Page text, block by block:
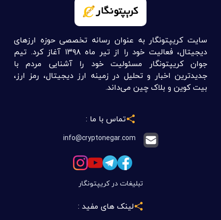
سایت کریپتونگار به عنوان رسانه تخصصی حوزه ارزهای
دیجیتال، فعالیت خود را از تیر ماه ۱۳۹۸ آغاز کرد. تیم
جوان کریپتونگار مسئولیت خود را آشنایی مردم با
جدیدترین اخبار و تحلیل در زمینه ارز دیجیتال، رمز ارز،
بیت کوین و بلاک چین می‌داند.
تماس با ما :
info@cryptonegar.com
تبلیغات در کریپتونگار
لینک های مفید :